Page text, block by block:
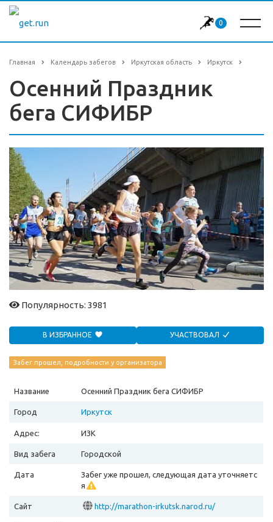
0
Главная Календарь забегов Иркутская область Иркутск
Осенний Праздник
бега СИФИБР
Популярность: 3981
В ИЗБРАННОЕ УЧАСТВОВАЛ
Забег прошел, подробности у организатора
Название Осенний Праздник бега СИФИБР
Город Иркутск
Адрес: ИЗК
Вид забега Городской
Дата
Забег уже прошел, следующая дата уточняетс
я
Сайт http://marathon-irkutsk.narod.ru/